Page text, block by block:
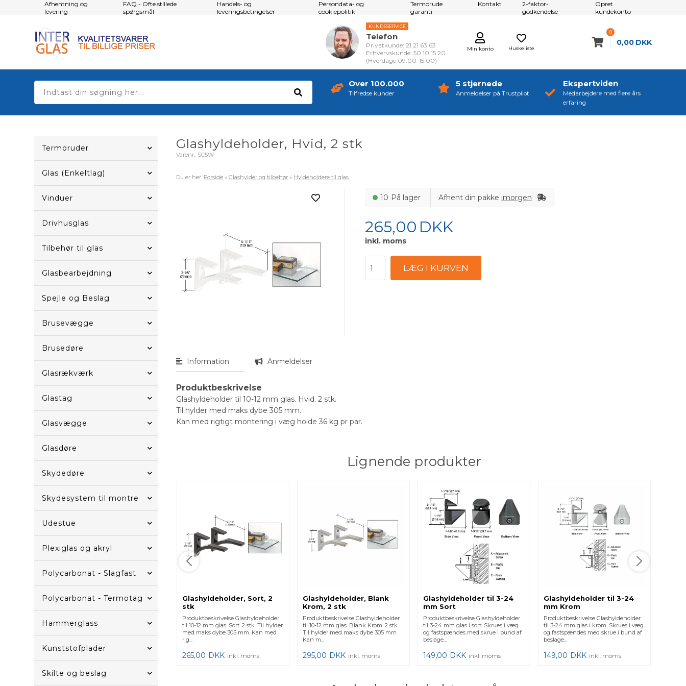
Afhentning og
levering
FAQ - Ofte stillede
spørgsmål
Handels- og
leveringsbetingelser
Persondata- og
cookiepolitik
Termorude
garanti
Kontakt
2-faktor-
godkendelse
Opret
kundekonto
Huskeliste
Min konto
KUNDESERVICE
Telefon
Privatkunde: 21 21 63 63
Erhvervskunde: 50 10 15 20
(Hverdage 09.00-15.00)
0
0,00 DKK
Over 100.000
Tilfredse kunder
5 stjernede
Anmeldelser på Trustpilot
Ekspertviden
Medarbejdere med flere års
erfaring
Termoruder
Glas (Enkeltlag)
Vinduer
Drivhusglas
Tilbehør til glas
Glasbearbejdning
Spejle og Beslag
Brusevægge
Brusedøre
Glasrækværk
Glastag
Glasvægge
Glasdøre
Skydedøre
Skydesystem til montre
Udestue
Plexiglas og akryl
Polycarbonat - Slagfast
Polycarbonat - Termotag
Hammerglass
Kunststofplader
Skilte og beslag
Glashyldeholder, Hvid, 2 stk
Varenr.: SC5W
Du er her: Forside »Glashylder og tilbehør » Hyldeholdere til glas
10 På lager Afhent din pakke imorgen
265,00 DKK
inkl. moms
Information Anmeldelser
Produktbeskrivelse
Glashyldeholder til 10-12 mm glas. Hvid. 2 stk.
Til hylder med maks dybe 305 mm.
Kan med rigtigt montering i væg holde 36 kg pr par.
Lignende produkter
Glashyldeholder, Sort, 2
stk
Produktbeskrivelse Glashyldeholder
til 10-12 mm glas. Sort. 2 stk. Til hylder
med maks dybe 305 mm. Kan med
rig...
265,00 DKK inkl. moms
Glashyldeholder, Blank
Krom, 2 stk
Produktbeskrivelse Glashyldeholder
til 10-12 mm glas. Blank Krom. 2 stk.
Til hylder med maks dybe 305 mm.
Kan m...
295,00 DKK inkl. moms
Glashyldeholder til 3-24
mm Sort
Produktbeskrivelse Glashyldeholder
til 3-24 mm glas i sort. Skrues i væg
og fastspændes med skrue i bund af
beslage...
149,00 DKK inkl. moms
Glashyldeholder til 3-24
mm Krom
Produktbeskrivelse Glashyldeholder
til 3-24 mm glas i krom. Skrues i væg
og fastspændes med skrue i bund af
beslage...
149,00 DKK inkl. moms